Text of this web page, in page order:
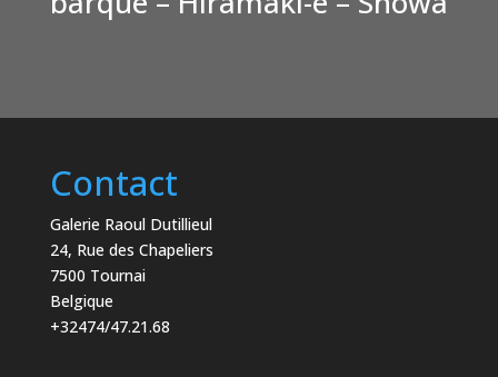
Contact
Galerie Raoul Dutillieul
24, Rue des Chapeliers
7500 Tournai
Belgique
+32474/47.21.68